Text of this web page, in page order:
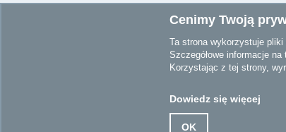
Kontakt
Napisz do nas
Siemens Polska
Cenimy Twoją
Ta strona wykorzystuje
Szczegółowe informacje
Korzystając z tej strony,
Dowiedz się więcej
OK